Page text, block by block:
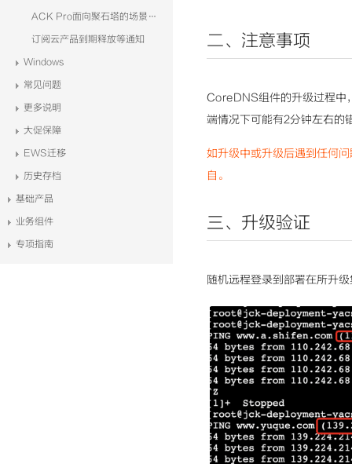
ACK Pro面向聚石塔的场景分析
订阅云产品到期释放等通知
Windows
常见问题
更多说明
大促保障
EWS迁移
历史存档
基础产品
业务组件
专项指南
二、注意事项
CoreDNS组件的升级过程中
端情况下可能有2分钟左右的
如升级中或升级后遇到任何
自。
三、升级验证
随机远程登录到部署在所升